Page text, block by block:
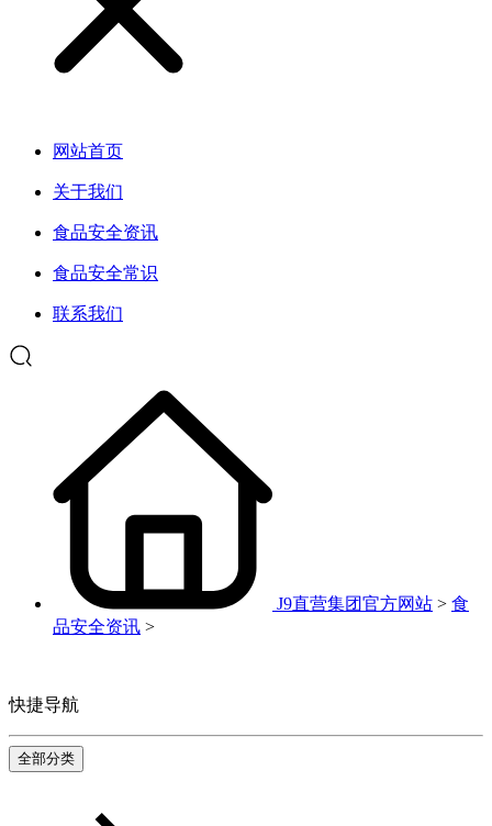
网站首页
关于我们
食品安全资讯
食品安全常识
联系我们
J9直营集团官方网站 > 食
品安全资讯 >
快捷导航
全部分类